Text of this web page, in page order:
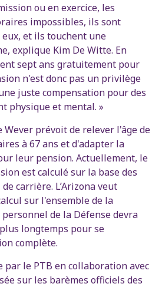
ou en exercice, les
impossibles, ils sont
et ils touchent une
explique Kim De Witte. En
sept ans gratuitement pour
n'est donc pas un privilège
juste compensation pour des
physique et mental. »
Wever prévoit de relever l'âge de
à 67 ans et d'adapter la
leur pension. Actuellement, le
est calculé sur la base des
carrière. L’Arizona veut
sur l'ensemble de la
de la Défense devra
longtemps pour se
complète.
par le PTB en collaboration avec
sur les barèmes officiels des